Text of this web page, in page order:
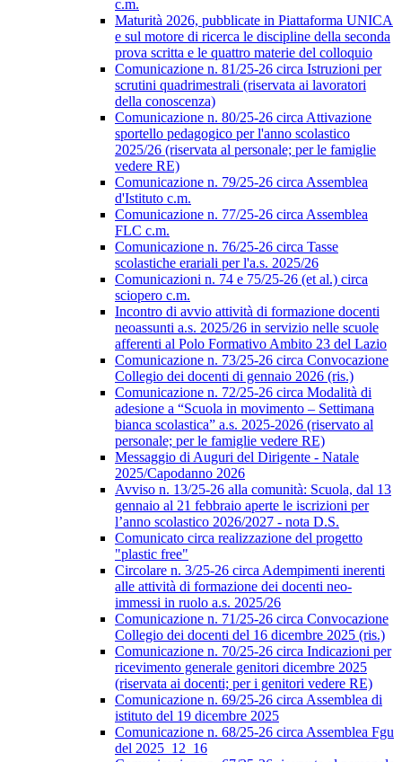
c.m.
Maturità 2026, pubblicate in Piattaforma UNICA
e sul motore di ricerca le discipline della seconda
prova scritta e le quattro materie del colloquio
Comunicazione n. 81/25-26 circa Istruzioni per
scrutini quadrimestrali (riservata ai lavoratori
della conoscenza)
Comunicazione n. 80/25-26 circa Attivazione
sportello pedagogico per l'anno scolastico
2025/26 (riservata al personale; per le famiglie
vedere RE)
Comunicazione n. 79/25-26 circa Assemblea
d'Istituto c.m.
Comunicazione n. 77/25-26 circa Assemblea
FLC c.m.
Comunicazione n. 76/25-26 circa Tasse
scolastiche erariali per l'a.s. 2025/26
Comunicazioni n. 74 e 75/25-26 (et al.) circa
sciopero c.m.
Incontro di avvio attività di formazione docenti
neoassunti a.s. 2025/26 in servizio nelle scuole
afferenti al Polo Formativo Ambito 23 del Lazio
Comunicazione n. 73/25-26 circa Convocazione
Collegio dei docenti di gennaio 2026 (ris.)
Comunicazione n. 72/25-26 circa Modalità di
adesione a “Scuola in movimento – Settimana
bianca scolastica” a.s. 2025-2026 (riservato al
personale; per le famiglie vedere RE)
Messaggio di Auguri del Dirigente - Natale
2025/Capodanno 2026
Avviso n. 13/25-26 alla comunità: Scuola, dal 13
gennaio al 21 febbraio aperte le iscrizioni per
l’anno scolastico 2026/2027 - nota D.S.
Comunicato circa realizzazione del progetto
"plastic free"
Circolare n. 3/25-26 circa Adempimenti inerenti
alle attività di formazione dei docenti neo-
immessi in ruolo a.s. 2025/26
Comunicazione n. 71/25-26 circa Convocazione
Collegio dei docenti del 16 dicembre 2025 (ris.)
Comunicazione n. 70/25-26 circa Indicazioni per
ricevimento generale genitori dicembre 2025
(riservata ai docenti; per i genitori vedere RE)
Comunicazione n. 69/25-26 circa Assemblea di
istituto del 19 dicembre 2025
Comunicazione n. 68/25-26 circa Assemblea Fgu
del 2025_12_16